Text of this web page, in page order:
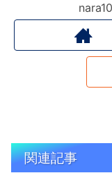
関連記事